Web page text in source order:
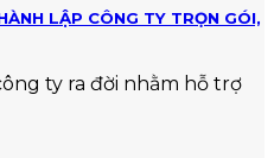
LẬP CÔNG TY TRỌN GÓI,
ty ra đời nhằm hỗ trợ